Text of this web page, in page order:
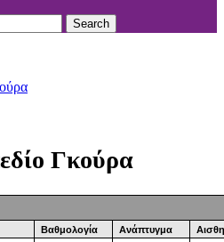
Γκούρα
Bαθμολογία Ανάπτυγμα